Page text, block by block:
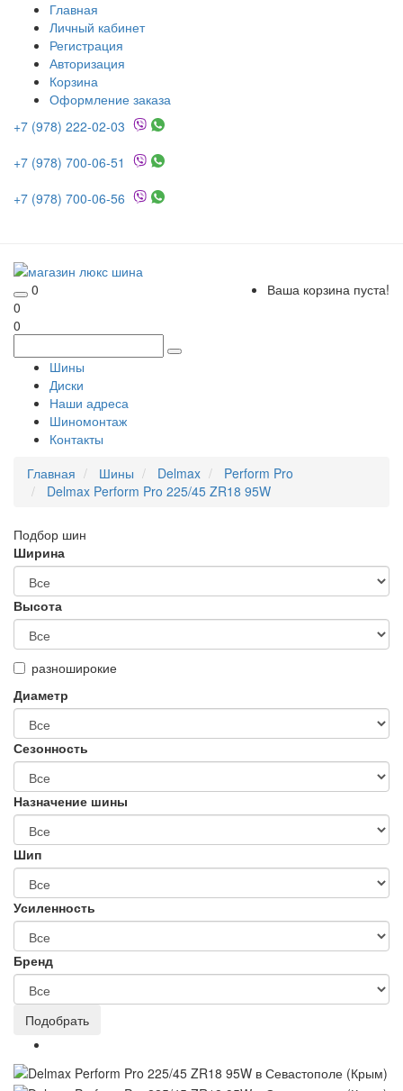
Главная
Личный кабинет
Регистрация
Авторизация
Корзина
Оформление заказа
+7 (978) 222-02-03
+7 (978) 700-06-51
+7 (978) 700-06-56
0
Ваша корзина пуста!
0
0
Шины
Диски
Наши адреса
Шиномонтаж
Контакты
Главная
Шины Delmax
Perform Pro
Delmax Perform Pro 225/45 ZR18 95W
Подбор шин
Ширина
Высота
разноширокие
Диаметр
Сезонность
Назначение шины
Шип
Усиленность
Бренд